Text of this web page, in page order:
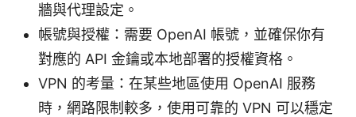
牆與代理設定。
帳號與授權：需要 OpenAI 帳號，並確保你有
對應的 API 金鑰或本地部署的授權資格。
VPN 的考量：在某些地區使用 OpenAI 服務
時，網路限制較多，使用可靠的 VPN 可以穩定